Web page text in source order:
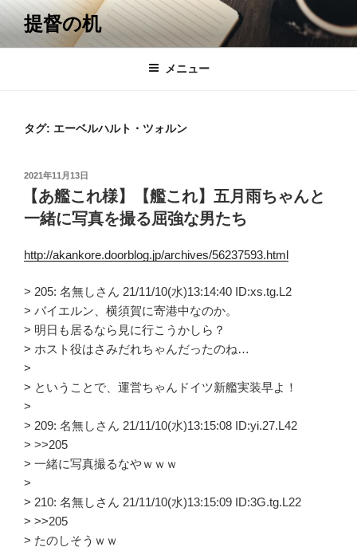
コ
テ
提督の机
メニュー
タグ: エーベルハルト・ツォルン
投
日:
2021年11月13日
【あ艦これ様】【艦これ】五月雨ちゃんと
一緒に写真を撮る屈強な男たち
http://akankore.doorblog.jp/archives/56237593.html
> 205: 名無しさん 21/11/10(水)13:14:40 ID:xs.tg.L2
> バイエルン、横須賀に寄港中なのか。
> 明日も居るなら見に行こうかしら？
> ホスト役はさみだれちゃんだったのね…
>
> ということで、運営ちゃんドイツ新艦実装早よ！
>
> 209: 名無しさん 21/11/10(水)13:15:08 ID:yi.27.L42
> >>205
> 一緒に写真撮るなやｗｗｗ
>
> 210: 名無しさん 21/11/10(水)13:15:09 ID:3G.tg.L22
> >>205
> たのしそうｗｗ